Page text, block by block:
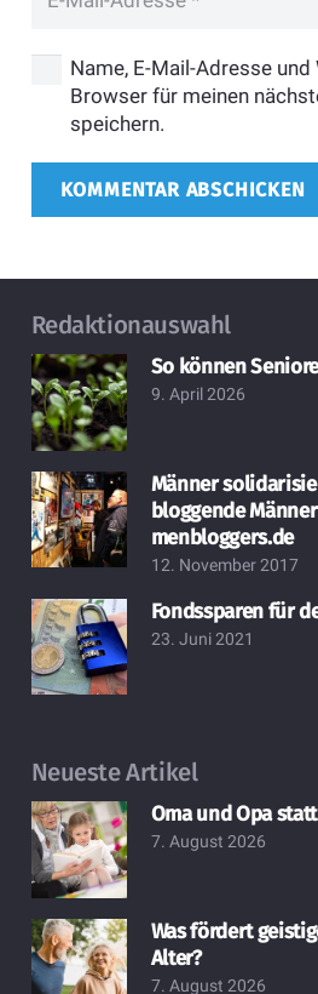
Name, E-Mail-Adresse
Browser für meinen
speichern.
KOMMENTAR ABSCHICKEN
Redaktionauswahl
So können
9. April 2026
Männer
bloggende
menbloggers.de
12. November 2017
Fondssparen für
23. Juni 2021
Neueste Artikel
Oma und Opa
7. August 2026
Was fördert
Alter?
7. August 2026